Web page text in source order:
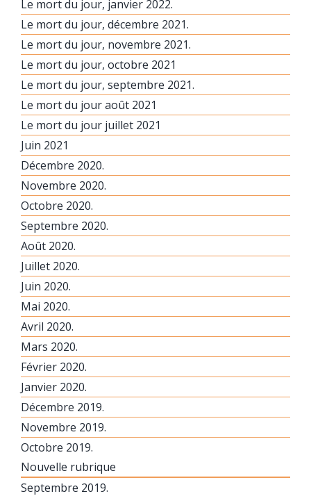
Le mort du jour, janvier 2022.
Le mort du jour, décembre 2021.
Le mort du jour, novembre 2021.
Le mort du jour, octobre 2021
Le mort du jour, septembre 2021.
Le mort du jour août 2021
Le mort du jour juillet 2021
Juin 2021
Décembre 2020.
Novembre 2020.
Octobre 2020.
Septembre 2020.
Août 2020.
Juillet 2020.
Juin 2020.
Mai 2020.
Avril 2020.
Mars 2020.
Février 2020.
Janvier 2020.
Décembre 2019.
Novembre 2019.
Octobre 2019.
Nouvelle rubrique
Septembre 2019.